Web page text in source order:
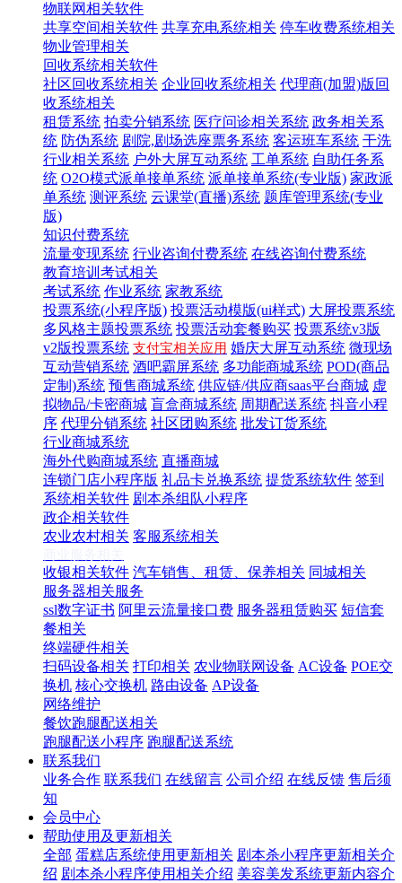
物联网相关软件
共享空间相关软件 共享充电系统相关 停车收费系统相关
物业管理相关
回收系统相关软件
社区回收系统相关 企业回收系统相关 代理商(加盟)版回
收系统相关
租赁系统 拍卖分销系统 医疗问诊相关系统 政务相关系
统 防伪系统 剧院,剧场选座票务系统 客运班车系统 干洗
行业相关系统 户外大屏互动系统 工单系统 自助任务系
统 O2O模式派单接单系统 派单接单系统(专业版) 家政派
单系统 测评系统 云课堂(直播)系统 题库管理系统(专业
版)
知识付费系统
流量变现系统 行业咨询付费系统 在线咨询付费系统
教育培训考试相关
考试系统 作业系统 家教系统
投票系统(小程序版) 投票活动模版(ui样式) 大屏投票系统
多风格主题投票系统 投票活动套餐购买 投票系统v3版
v2版投票系统 支付宝相关应用 婚庆大屏互动系统 微现场
互动营销系统 酒吧霸屏系统 多功能商城系统 POD(商品
定制)系统 预售商城系统 供应链/供应商saas平台商城 虚
拟物品/卡密商城 盲盒商城系统 周期配送系统 抖音小程
序 代理分销系统 社区团购系统 批发订货系统
行业商城系统
海外代购商城系统 直播商城
连锁门店小程序版 礼品卡兑换系统 提货系统软件 签到
系统相关软件 剧本杀组队小程序
政企相关软件
农业农村相关 客服系统相关
收银相关软件 汽车销售、租赁、保养相关 同城相关
服务器相关服务
ssl数字证书 阿里云流量接口费 服务器租赁购买 短信套
餐相关
终端硬件相关
扫码设备相关 打印相关 农业物联网设备 AC设备 POE交
换机 核心交换机 路由设备 AP设备
网络维护
餐饮跑腿配送相关
跑腿配送小程序 跑腿配送系统
联系我们
业务合作 联系我们 在线留言 公司介绍 在线反馈 售后须
知
会员中心
帮助使用及更新相关
全部 蛋糕店系统使用更新相关 剧本杀小程序更新相关介
绍 剧本杀小程序使用相关介绍 美容美发系统更新内容介